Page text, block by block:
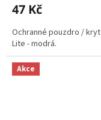
47 Kč
Ochranné pouzdro /
Lite - modrá.
Akce